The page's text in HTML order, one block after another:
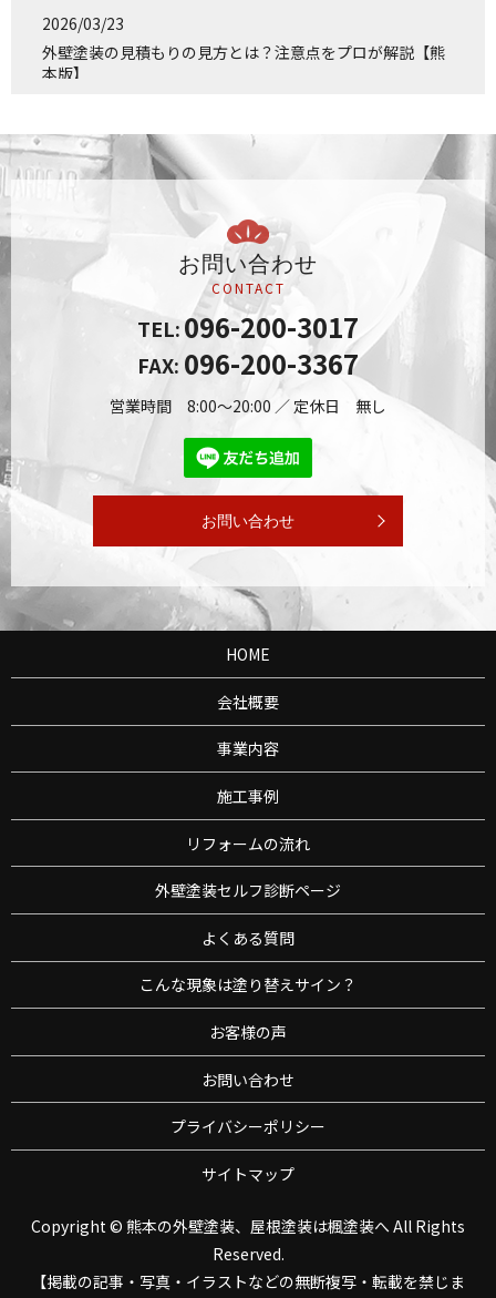
2026/03/23
外壁塗装の見積もりの見方とは？注意点をプロが解説【熊
本版】
外壁塗装は何年ごと？塗り替えのタイミングをプロが解説
【熊本版】
熊本の外壁塗装はいくら？相場と実例をプロが解説【2026
年版】
2025/06/18
地元で人気！菊池市・山鹿市で外壁塗装をお考えの方へ｜
見積もり前に知っておくべき3つのポイント
【保存版】外壁塗装の費用相場とは？予算に合わせた塗装
プラン解説｜熊本の楓塗装
熊本での気候や環境が外壁に与える影響
熊本の外壁塗装】楓塗装で家の価値を守ろう！快適な住ま
お問い合わせ
CONTACT
TEL:096-200-3017
FAX: 096-200-3367
営業時間 8:00～20:00 ／ 定休日 無し
お問い合わせ
HOME
会社概要
事業内容
施工事例
リフォームの流れ
外壁塗装セルフ診断ページ
よくある質問
こんな現象は塗り替えサイン？
お客様の声
お問い合わせ
プライバシーポリシー
サイトマップ
Copyright © 熊本の外壁塗装、屋根塗装は楓塗装へ All Rights
Reserved.
【掲載の記事・写真・イラストなどの無断複写・転載を禁じま